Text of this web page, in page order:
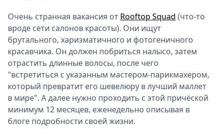
Очень странная вакансия от Rooftop Squad (что-то
вроде сети салонов красоты). Они ищут
брутального, харизматичного и фотогеничного
красавчика. Он должен побриться налысо, затем
отрастить длинные волосы, после чего
"встретиться с указанным мастером-парикмахером,
который превратит его шевелюру в лучший маллет
в мире". А далее нужно проходить с этой причёской
минимум 12 месяцев, еженедельно описывая в
блоге подробности своей жизни.